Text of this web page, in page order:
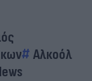
Αλκοόλ